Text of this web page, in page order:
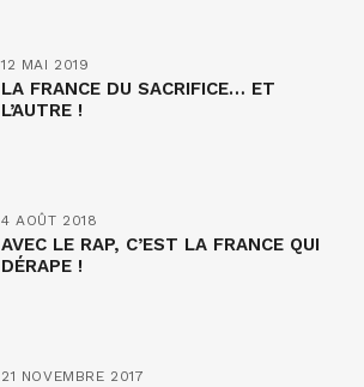
12 MAI 2019
LA FRANCE DU SACRIFICE… ET
L’AUTRE !
4 AOÛT 2018
AVEC LE RAP, C’EST LA FRANCE QUI
DÉRAPE !
21 NOVEMBRE 2017